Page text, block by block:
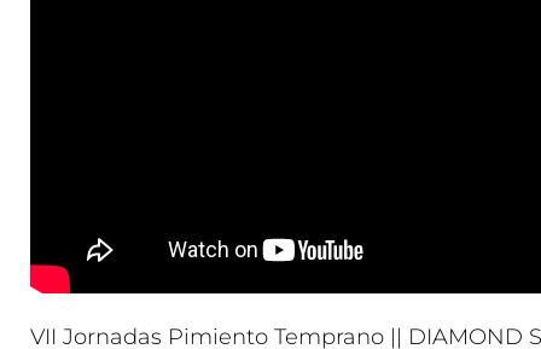
VII Jornadas Pimiento Temprano || DIAMOND